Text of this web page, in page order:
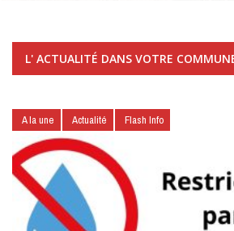
L' ACTUALITÉ DANS VOTRE
A la une Actualité Flash Info